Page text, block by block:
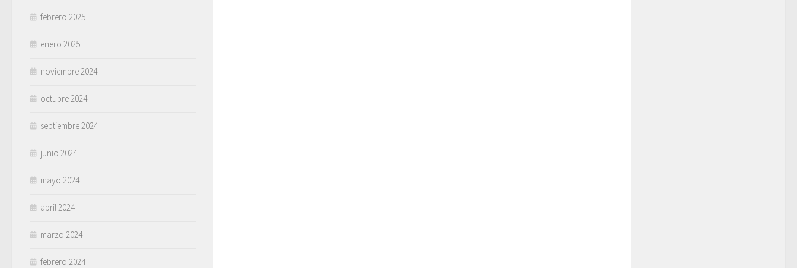
febrero 2025
enero 2025
noviembre 2024
octubre 2024
septiembre 2024
junio 2024
mayo 2024
abril 2024
marzo 2024
febrero 2024